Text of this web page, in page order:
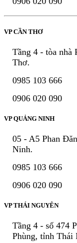
VP CẦN THƠ
Tầng 4 - tòa nhà
Thơ.
0985 103 666
0906 020 090
VP QUẢNG NINH
05 - A5 Phan
Ninh.
0985 103 666
0906 020 090
VP THÁI NGUYÊN
Tầng 4 - số 474
Phùng, tỉnh Thái